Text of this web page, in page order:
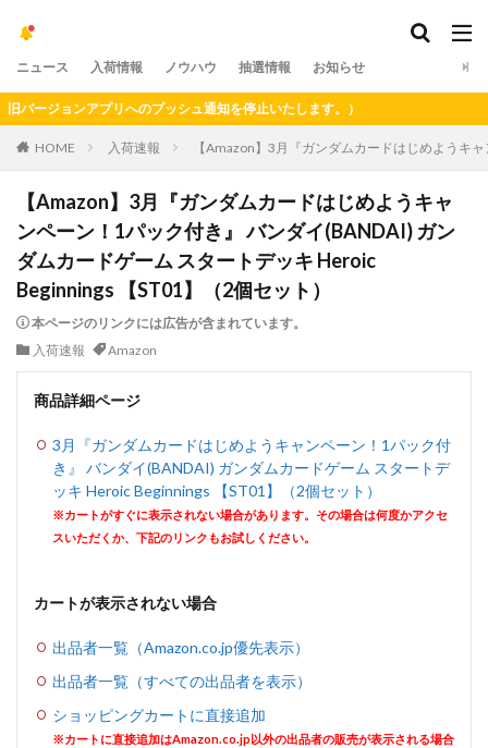
ニュース 入荷情報 ノウハウ 抽選情報 お知らせ
ョンアプリへのプッシュ通知を停止いたします。）
HOME 入荷速報 【Amazon】3月『ガンダムカードはじめようキ
【Amazon】3月『ガンダムカードはじめようキャ
ンペーン！1パック付き』 バンダイ(BANDAI) ガン
ダムカードゲーム スタートデッキ Heroic
Beginnings 【ST01】（2個セット）
本ページのリンクには広告が含まれています。
入荷速報
Amazon
商品詳細ページ
3月『ガンダムカードはじめようキャンペーン！1パック付
き』 バンダイ(BANDAI) ガンダムカードゲーム スタートデ
ッキ Heroic Beginnings 【ST01】（2個セット）
※カートがすぐに表示されない場合があります。その場合は何度かアクセ
スいただくか、下記のリンクもお試しください。
カートが表示されない場合
出品者一覧（Amazon.co.jp優先表示）
出品者一覧（すべての出品者を表示）
ショッピングカートに直接追加
※カートに直接追加はAmazon.co.jp以外の出品者の販売が表示される場合